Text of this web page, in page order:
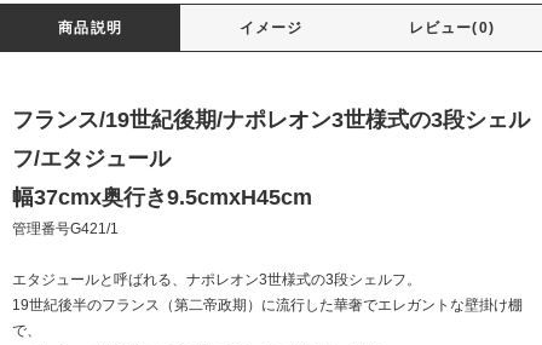
商品説明 イメージ レビュー(0)
フランス/19世紀後期/ナポレオン3世様式の3段シェル
フ/エタジュール
幅37cmx奥行き9.5cmxH45cm
管理番号G421/1
エタジュールと呼ばれる、ナポレオン3世様式の3段シェルフ。
19世紀後半のフランス（第二帝政期）に流行した華奢でエレガントな壁掛け棚
で、